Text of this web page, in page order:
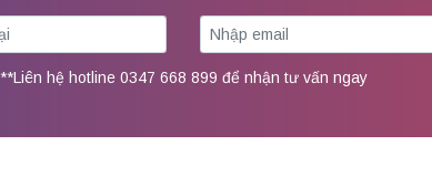
**Liên hệ hotline 0347 668 899 để nhận tư vấn ngay